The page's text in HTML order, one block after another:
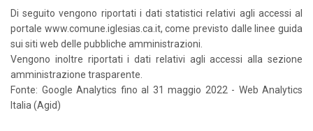
Di seguito vengono riportati i dati statistici relativi agli accessi al
portale www.comune.iglesias.ca.it, come previsto dalle linee guida
sui siti web delle pubbliche amministrazioni.
Vengono inoltre riportati i dati relativi agli accessi alla sezione
amministrazione trasparente.
Fonte: Google Analytics fino al 31 maggio 2022 - Web Analytics
Italia (Agid)